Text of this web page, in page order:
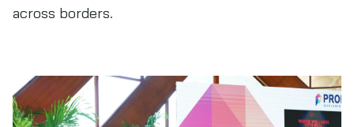
across borders.